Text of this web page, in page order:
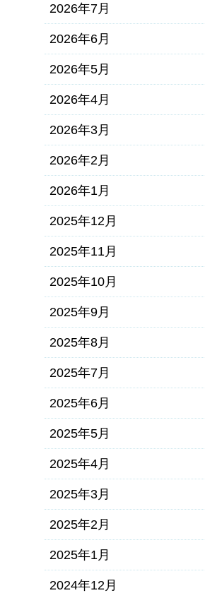
2026年7月
2026年6月
2026年5月
2026年4月
2026年3月
2026年2月
2026年1月
2025年12月
2025年11月
2025年10月
2025年9月
2025年8月
2025年7月
2025年6月
2025年5月
2025年4月
2025年3月
2025年2月
2025年1月
2024年12月